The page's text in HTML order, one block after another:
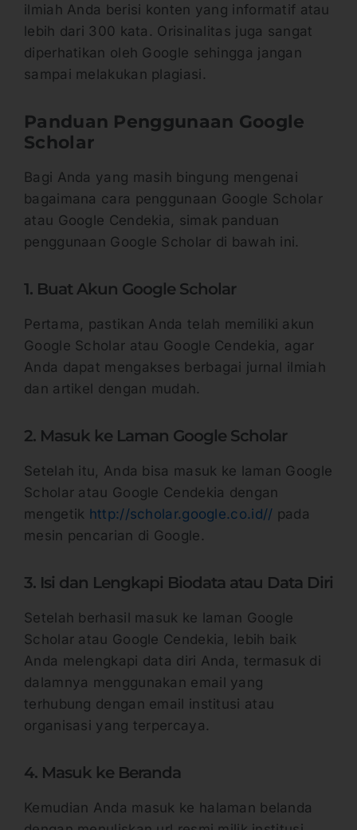
ilmiah Anda berisi konten yang informatif atau
lebih dari 300 kata. Orisinalitas juga sangat
diperhatikan oleh Google sehingga jangan
sampai melakukan plagiasi.
Panduan Penggunaan Google
Scholar
Bagi Anda yang masih bingung mengenai
bagaimana cara penggunaan Google Scholar
atau Google Cendekia, simak panduan
penggunaan Google Scholar di bawah ini.
1. Buat Akun Google Scholar
Pertama, pastikan Anda telah memiliki akun
Google Scholar atau Google Cendekia, agar
Anda dapat mengakses berbagai jurnal ilmiah
dan artikel dengan mudah.
2. Masuk ke Laman Google Scholar
Setelah itu, Anda bisa masuk ke laman Google
Scholar atau Google Cendekia dengan
mengetik http://scholar.google.co.id// pada
mesin pencarian di Google.
3. Isi dan Lengkapi Biodata atau Data Diri
Setelah berhasil masuk ke laman Google
Scholar atau Google Cendekia, lebih baik
Anda melengkapi data diri Anda, termasuk di
dalamnya menggunakan email yang
terhubung dengan email institusi atau
organisasi yang terpercaya.
4. Masuk ke Beranda
Kemudian Anda masuk ke halaman belanda